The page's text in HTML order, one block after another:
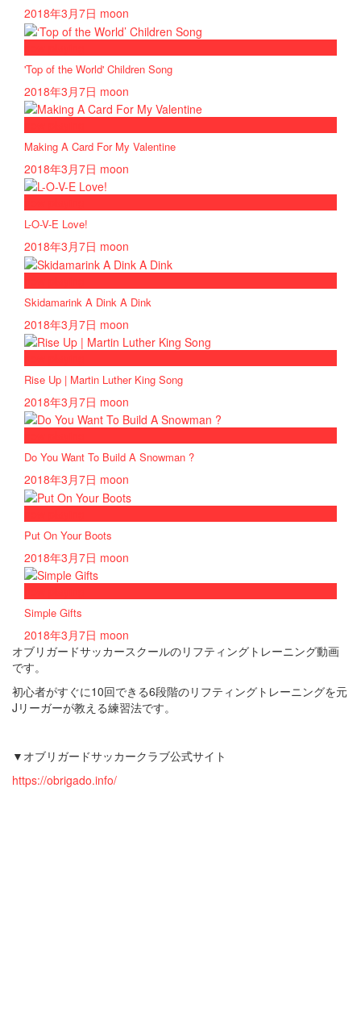
2018年3月7日 moon
'Top of the World' Children Song
2018年3月7日 moon
Making A Card For My Valentine
2018年3月7日 moon
L-O-V-E Love!
2018年3月7日 moon
Skidamarink A Dink A Dink
2018年3月7日 moon
Rise Up | Martin Luther King Song
2018年3月7日 moon
Do You Want To Build A Snowman ?
2018年3月7日 moon
Put On Your Boots
2018年3月7日 moon
Simple Gifts
2018年3月7日 moon
オブリガードサッカースクールのリフティングトレーニング動画
です。
初心者がすぐに10回できる6段階のリフティングトレーニングを元
Jリーガーが教える練習法です。
▼オブリガードサッカークラブ公式サイト
https://obrigado.info/